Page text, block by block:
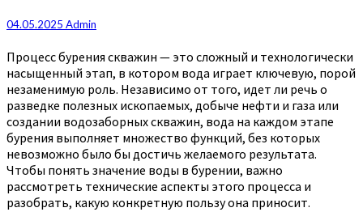
04.05.2025 Admin
Процесс бурения скважин — это сложный и технологически
насыщенный этап, в котором вода играет ключевую, порой
незаменимую роль. Независимо от того, идет ли речь о
разведке полезных ископаемых, добыче нефти и газа или
создании водозаборных скважин, вода на каждом этапе
бурения выполняет множество функций, без которых
невозможно было бы достичь желаемого результата.
Чтобы понять значение воды в бурении, важно
рассмотреть технические аспекты этого процесса и
разобрать, какую конкретную пользу она приносит.